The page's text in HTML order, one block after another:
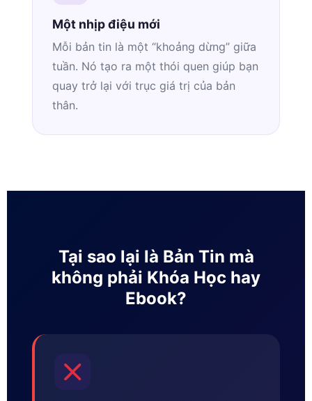
Một nhịp điệu mới
Mỗi bản tin là một “khoảng dừng” giữa
tuần. Nó tạo ra một thói quen giúp bạn
quay trở lại với trục giá trị của bản
thân.
Tại sao lại là Bản Tin mà
không phải Khóa Học hay
Ebook?